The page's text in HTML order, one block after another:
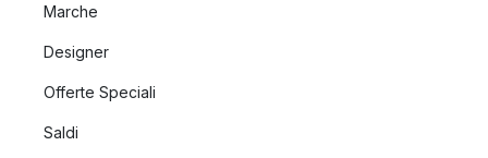
Marche
Designer
Offerte Speciali
Saldi